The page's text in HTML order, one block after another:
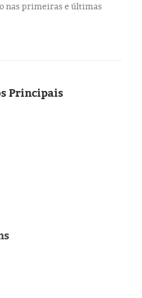
nas primeiras e últimas
Principais